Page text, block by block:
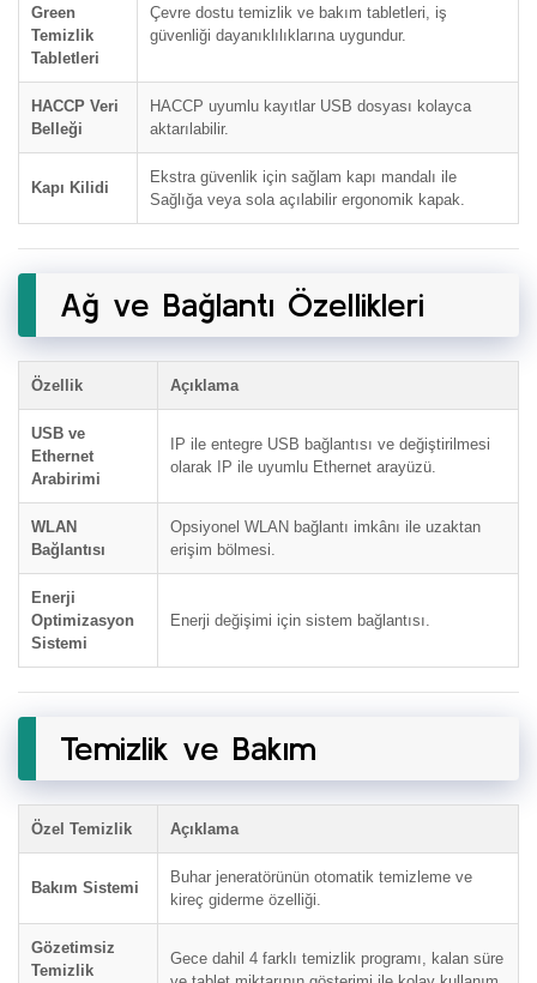
Green
Temizlik
Tabletleri
Çevre dostu temizlik ve bakım tabletleri, iş
güvenliği dayanıklılıklarına uygundur.
HACCP Veri
Belleği
HACCP uyumlu kayıtlar USB dosyası kolayca
aktarılabilir.
Kapı Kilidi
Ekstra güvenlik için sağlam kapı mandalı ile
Sağlığa veya sola açılabilir ergonomik kapak.
Ağ ve Bağlantı Özellikleri
Özellik Açıklama
USB ve
Ethernet
Arabirimi
IP ile entegre USB bağlantısı ve değiştirilmesi
olarak IP ile uyumlu Ethernet arayüzü.
WLAN
Bağlantısı
Opsiyonel WLAN bağlantı imkânı ile uzaktan
erişim bölmesi.
Enerji
Optimizasyon
Sistemi
Enerji değişimi için sistem bağlantısı.
Temizlik ve Bakım
Özel Temizlik Açıklama
Bakım Sistemi
Buhar jeneratörünün otomatik temizleme ve
kireç giderme özelliği.
Gözetimsiz
Temizlik
Gece dahil 4 farklı temizlik programı, kalan süre